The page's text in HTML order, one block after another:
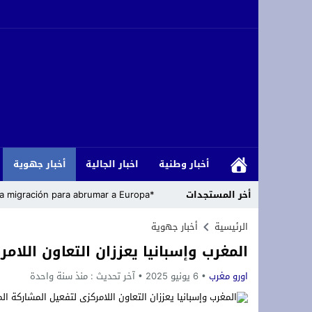
أخبار وطنية اخبار الجالية أخبار جهوية
أخر المستجدات
*Cómo los islamistas han armado la migración para abrumar a Europa*
رئاسة حزب التجديد والتقدم تعلن
زلزال داخل حلف الناتو: الولايات
تعزية ومواساة: ببالغ الحزن والأسى
أزغنغان تحتضن “الدوري المصغر لكرة
الرئيسية أخبار جهوية
المغرب وإسبانيا يعززان التعاون
اورو مغرب 6 يونيو 2025 آخر تحديث : منذ سنة واحدة